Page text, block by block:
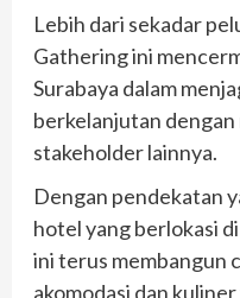
Lebih dari sekadar
Gathering ini
Surabaya dalam
berkelanjutan dengan
stakeholder lainnya.
Dengan pendekatan
hotel yang berlokasi
ini terus membangun
akomodasi dan